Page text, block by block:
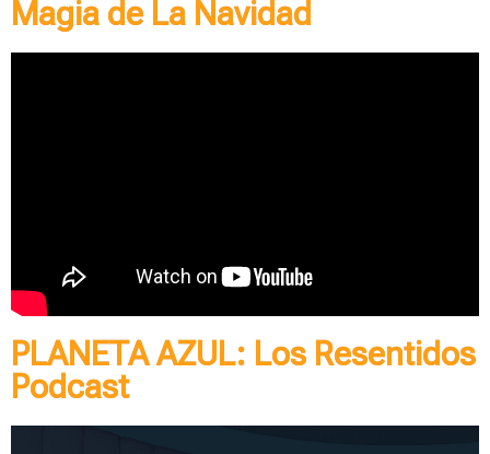
Magia de La Navidad
PLANETA AZUL: Los Resentidos
Podcast